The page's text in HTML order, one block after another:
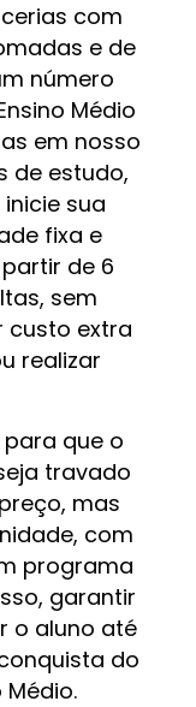
com
e de
número
Médio
em nosso
de estudo,
sua
fixa e
de 6
sem
custo extra
realizar
para que o
travado
mas
com
programa
garantir
o aluno até
do